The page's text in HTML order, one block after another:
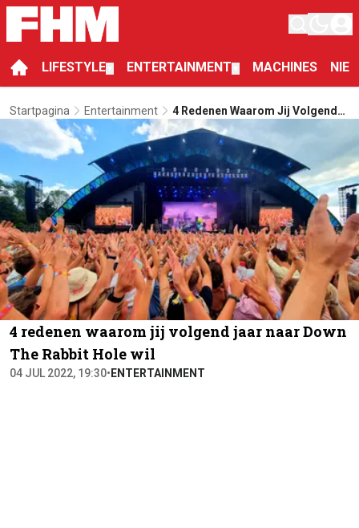
LIFESTYLE ENTERTAINMENT MACHINES
Startpagina Entertainment
4 Redenen Waarom Jij Volgend
Jaar Naar Down The Rabbit Hole
Wil
4 redenen waarom jij volgend jaar naar Down
The Rabbit Hole wil
04 JUL 2022, 19:30• ENTERTAINMENT